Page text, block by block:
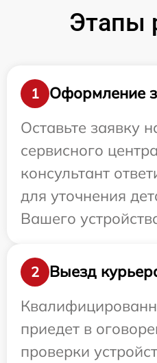
Этапы
1
Оформление
Оставьте заявку
сервисного
консультант
для уточнения
Вашего
2
Выезд
приедет в
проверки